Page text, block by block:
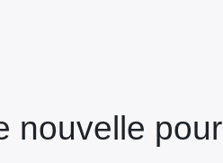
nouvelle pour